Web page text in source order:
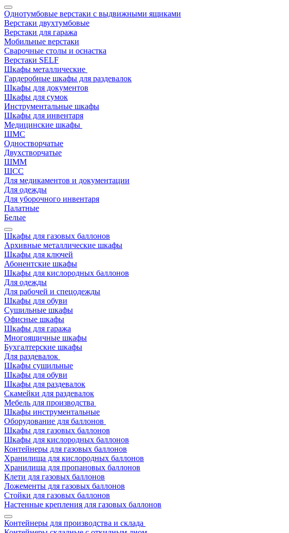
Однотумбовые верстаки с выдвижными ящиками
Верстаки двухтумбовые
Верстаки для гаража
Мобильные верстаки
Сварочные столы и оснастка
Верстаки SELF
Шкафы металлические
Гардеробные шкафы для раздевалок
Шкафы для документов
Шкафы для сумок
Инструментальные шкафы
Шкафы для инвентаря
Медицинские шкафы
ШМС
Одностворчатые
Двухстворчатые
ШММ
ШСС
Для медикаментов и документации
Для одежды
Для уборочного инвентаря
Палатные
Белые
Шкафы для газовых баллонов
Архивные металлические шкафы
Шкафы для ключей
Абонентские шкафы
Шкафы для кислородных баллонов
Для одежды
Для рабочей и спецодежды
Шкафы для обуви
Сушильные шкафы
Офисные шкафы
Шкафы для гаража
Многоящичные шкафы
Бухгалтерские шкафы
Для раздевалок
Шкафы сушильные
Шкафы для обуви
Шкафы для раздевалок
Скамейки для раздевалок
Мебель для производства
Шкафы инструментальные
Оборудование для баллонов
Шкафы для газовых баллонов
Шкафы для кислородных баллонов
Контейнеры для газовых баллонов
Хранилища для кислородных баллонов
Хранилища для пропановых баллонов
Клети для газовых баллонов
Ложементы для газовых баллонов
Стойки для газовых баллонов
Настенные крепления для газовых баллонов
Контейнеры для производства и склада